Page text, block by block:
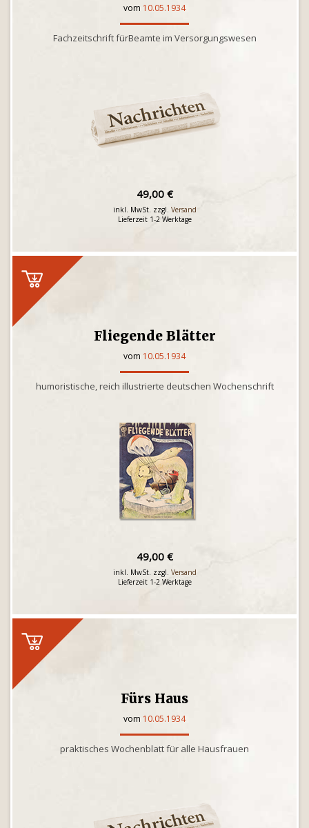
vom 10.05.1934
Fachzeitschrift fürBeamte im Versorgungswesen
49,00 €
inkl. MwSt. zzgl. Versand
Lieferzeit 1-2 Werktage
Fliegende Blätter
vom 10.05.1934
humoristische, reich illustrierte deutschen Wochenschrift
49,00 €
inkl. MwSt. zzgl. Versand
Lieferzeit 1-2 Werktage
Fürs Haus
vom 10.05.1934
praktisches Wochenblatt für alle Hausfrauen